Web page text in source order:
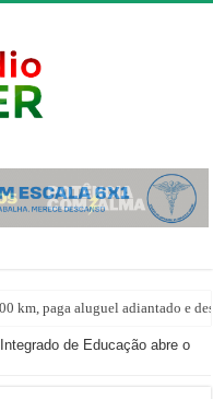
km, paga aluguel adiantado e
de Educação abre o